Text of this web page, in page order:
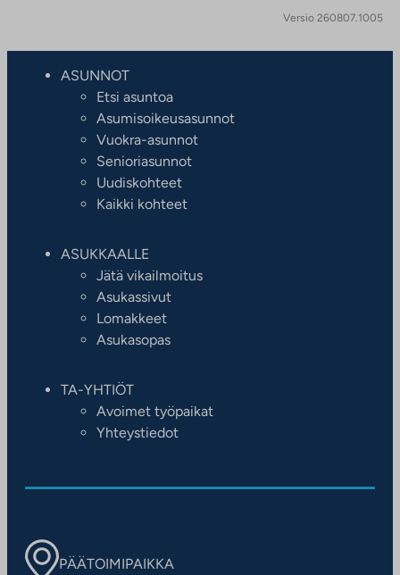
Versio 260807.1005
ASUNNOT
Etsi asuntoa
Asumisoikeusasunnot
Vuokra-asunnot
Senioriasunnot
Uudiskohteet
Kaikki kohteet
ASUKKAALLE
Jätä vikailmoitus
Asukassivut
Lomakkeet
Asukasopas
TA-YHTIÖT
Avoimet työpaikat
Yhteystiedot
PÄÄTOIMIPAIKKA